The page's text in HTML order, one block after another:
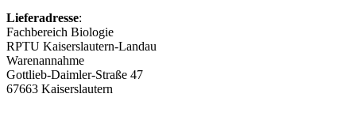
Lieferadresse:
Fachbereich Biologie
RPTU Kaiserslautern-Landau
Warenannahme
Gottlieb-Daimler-Straße 47
67663 Kaiserslautern